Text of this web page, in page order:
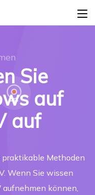
Sie
auf
auf
praktikable Methoden
Wenn Sie wissen
können,